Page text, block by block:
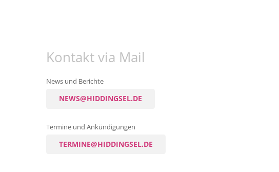
Kontakt via Mail
News und Berichte
NEWS@HIDDINGSEL.DE
Termine und Ankündigungen
TERMINE@HIDDINGSEL.DE